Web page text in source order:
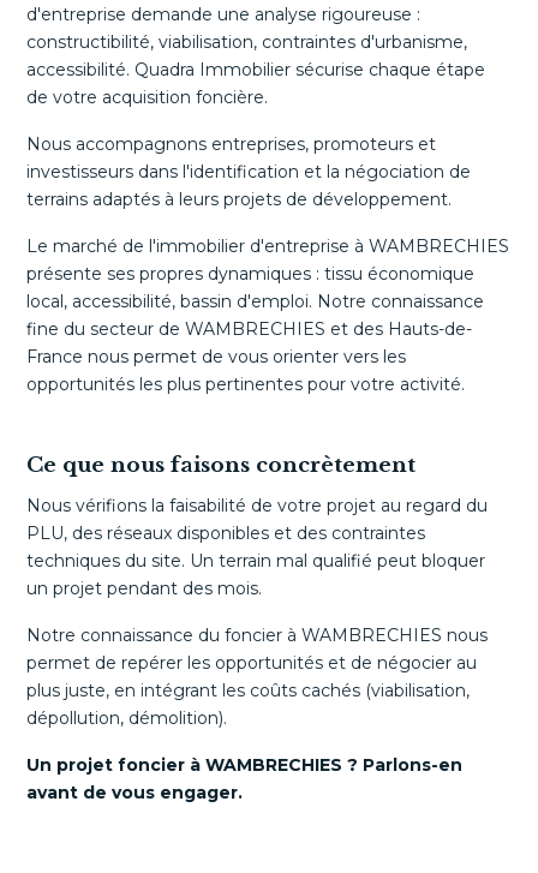
d'entreprise demande une analyse rigoureuse :
constructibilité, viabilisation, contraintes d'urbanisme,
accessibilité. Quadra Immobilier sécurise chaque étape
de votre acquisition foncière.
Nous accompagnons entreprises, promoteurs et
investisseurs dans l'identification et la négociation de
terrains adaptés à leurs projets de développement.
Le marché de l'immobilier d'entreprise à WAMBRECHIES
présente ses propres dynamiques : tissu économique
local, accessibilité, bassin d'emploi. Notre connaissance
fine du secteur de WAMBRECHIES et des Hauts-de-
France nous permet de vous orienter vers les
opportunités les plus pertinentes pour votre activité.
Ce que nous faisons concrètement
Nous vérifions la faisabilité de votre projet au regard du
PLU, des réseaux disponibles et des contraintes
techniques du site. Un terrain mal qualifié peut bloquer
un projet pendant des mois.
Notre connaissance du foncier à WAMBRECHIES nous
permet de repérer les opportunités et de négocier au
plus juste, en intégrant les coûts cachés (viabilisation,
dépollution, démolition).
Un projet foncier à WAMBRECHIES ? Parlons-en
avant de vous engager.